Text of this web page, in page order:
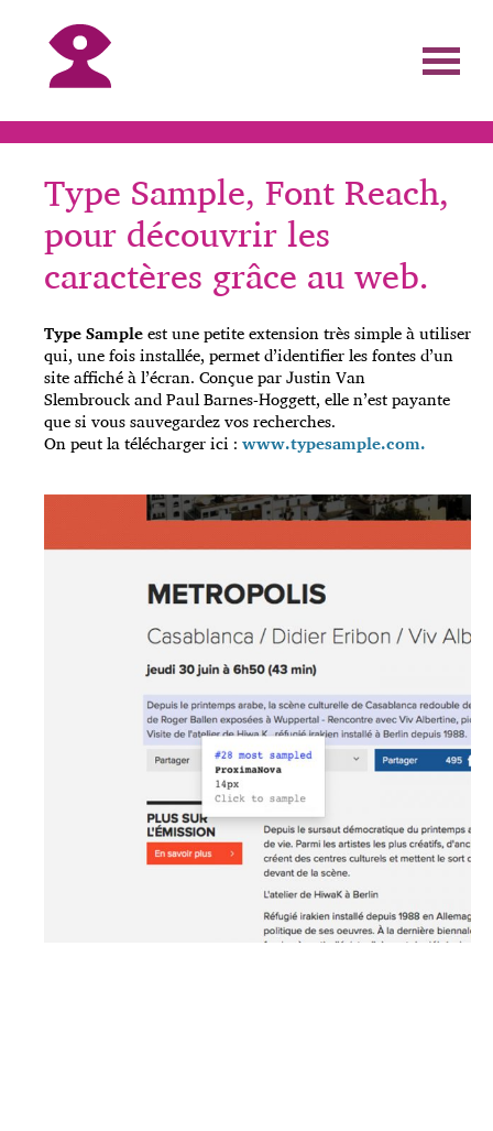
Type Sample, Font Reach,
pour découvrir les
caractères grâce au web.
Type Sampleest une petite extension très simple à utiliser
qui, une fois installée, permet d’identifier les fontes d’un
site affiché à l’écran. Conçue par Justin Van
Slembrouck and Paul Barnes-Hoggett, elle n’est payante
que si vous sauvegardez vos recherches.
On peut la télécharger ici : www.typesample.com.